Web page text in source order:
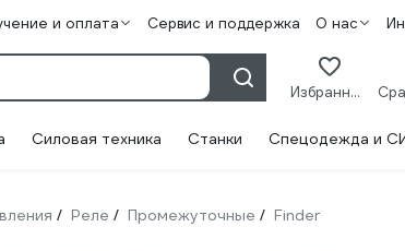
и оплата Сервис и поддержка О нас
Избранное
Силовая техника Станки Спецодежда и
/ Реле / Промежуточные / Finder